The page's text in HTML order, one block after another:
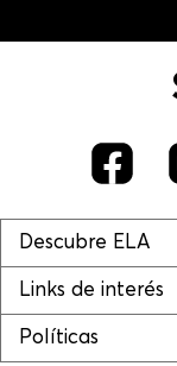
Descubre ELA
Links de interés
Políticas